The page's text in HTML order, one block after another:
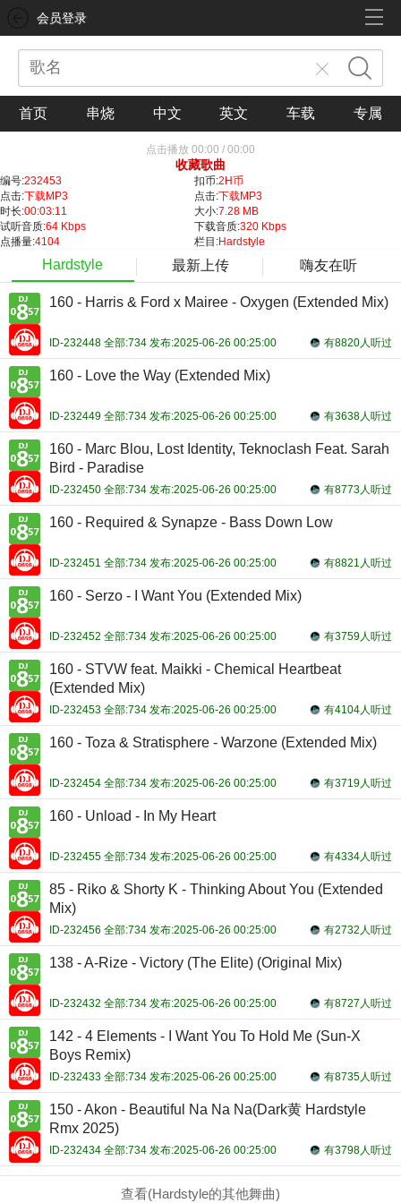
会员登录
首页 串烧 中文 英文 车载 专属
点击播放 00:00 / 00:00
收藏歌曲
编号:232453 扣币:2H币
点击:下载MP3 点击:下载MP3
时长:00:03:11 大小:7.28 MB
试听音质:64 Kbps 下载音质:320 Kbps
点播量:4104 栏目:Hardstyle
Hardstyle 最新上传 嗨友在听
160 - Harris & Ford x Mairee - Oxygen (Extended Mix)
有8820人听过
ID-232448 全部:734 发布:2025-06-26 00:25:00
160 - Love the Way (Extended Mix)
有3638人听过
ID-232449 全部:734 发布:2025-06-26 00:25:00
160 - Marc Blou, Lost Identity, Teknoclash Feat. Sarah
Bird - Paradise
有8773人听过
ID-232450 全部:734 发布:2025-06-26 00:25:00
160 - Required & Synapze - Bass Down Low
有8821人听过
ID-232451 全部:734 发布:2025-06-26 00:25:00
160 - Serzo - I Want You (Extended Mix)
有3759人听过
ID-232452 全部:734 发布:2025-06-26 00:25:00
160 - STVW feat. Maikki - Chemical Heartbeat
(Extended Mix)
有4104人听过
ID-232453 全部:734 发布:2025-06-26 00:25:00
160 - Toza & Stratisphere - Warzone (Extended Mix)
有3719人听过
ID-232454 全部:734 发布:2025-06-26 00:25:00
160 - Unload - In My Heart
有4334人听过
ID-232455 全部:734 发布:2025-06-26 00:25:00
85 - Riko & Shorty K - Thinking About You (Extended
Mix)
有2732人听过
ID-232456 全部:734 发布:2025-06-26 00:25:00
138 - A-Rize - Victory (The Elite) (Original Mix)
有8727人听过
ID-232432 全部:734 发布:2025-06-26 00:25:00
142 - 4 Elements - I Want You To Hold Me (Sun-X
Boys Remix)
有8735人听过
ID-232433 全部:734 发布:2025-06-26 00:25:00
150 - Akon - Beautiful Na Na Na(Dark黄 Hardstyle
Rmx 2025)
有3798人听过
ID-232434 全部:734 发布:2025-06-26 00:25:00
查看(Hardstyle的其他舞曲)